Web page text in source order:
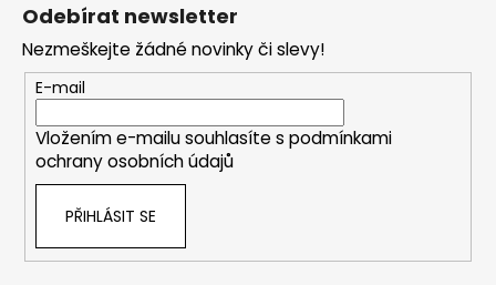
Odebírat newsletter
Nezmeškejte žádné novinky či slevy!
E-mail
Vložením e-mailu souhlasíte s podmínkami
ochrany osobních údajů
PŘIHLÁSIT SE